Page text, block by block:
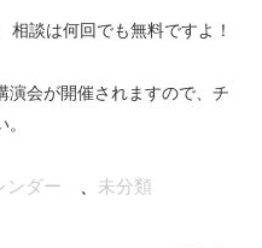
相談は何回でも無料ですよ！
演会が開催されますので、チ
ンダー 、 未分類